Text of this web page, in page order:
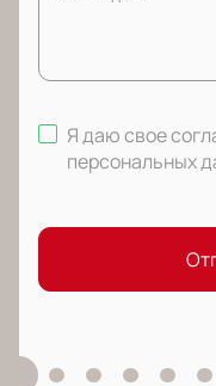
Я даю свое
персональных